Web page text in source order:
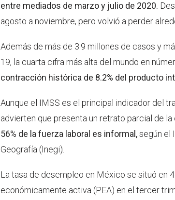
entre mediados de marzo y julio de 2020.
agosto a noviembre, pero volvió a perder
Además de más de 3.9 millones de casos y
19, la cuarta cifra más alta del mundo en
contracción histórica de 8.2% del producto
Aunque el IMSS es el principal indicador del
advierten que presenta un retrato parcial de
56% de la fuerza laboral es informal,según el
Geografía (Inegi).
La tasa de desempleo en México se situó en
económicamente activa (PEA) en el tercer